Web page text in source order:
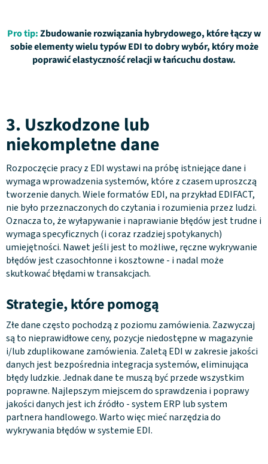
Pro tip:Zbudowanie rozwiązania hybrydowego, które łączy w
sobie elementy wielu typów EDI to dobry wybór, który może
poprawić elastyczność relacji w łańcuchu dostaw.
3. Uszkodzone lub
niekompletne dane
Rozpoczęcie pracy z EDI wystawi na próbę istniejące dane i
wymaga wprowadzenia systemów, które z czasem uproszczą
tworzenie danych. Wiele formatów EDI, na przykład EDIFACT,
nie było przeznaczonych do czytania i rozumienia przez ludzi.
Oznacza to, że wyłapywanie i naprawianie błędów jest trudne i
wymaga specyficznych (i coraz rzadziej spotykanych)
umiejętności. Nawet jeśli jest to możliwe, ręczne wykrywanie
błędów jest czasochłonne i kosztowne - i nadal może
skutkować błędami w transakcjach.
Strategie, które pomogą
Złe dane często pochodzą z poziomu zamówienia. Zazwyczaj
są to nieprawidłowe ceny, pozycje niedostępne w magazynie
i/lub zduplikowane zamówienia. Zaletą EDI w zakresie jakości
danych jest bezpośrednia integracja systemów, eliminująca
błędy ludzkie. Jednak dane te muszą być przede wszystkim
poprawne. Najlepszym miejscem do sprawdzenia i poprawy
jakości danych jest ich źródło - system ERP lub system
partnera handlowego. Warto więc mieć narzędzia do
wykrywania błędów w systemie EDI.